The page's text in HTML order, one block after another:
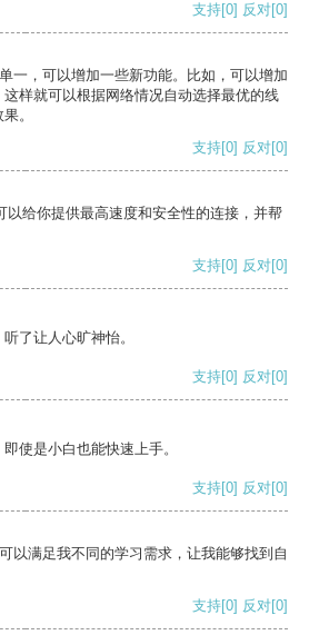
支持[0] 反对[0]
一，可以增加一些新功能。比如，可以增加
样就可以根据网络情况自动选择最优的线
。
支持[0] 反对[0]
以给你提供最高速度和安全性的连接，并帮
支持[0] 反对[0]
了让人心旷神怡。
支持[0] 反对[0]
使是小白也能快速上手。
支持[0] 反对[0]
以满足我不同的学习需求，让我能够找到自
支持[0] 反对[0]